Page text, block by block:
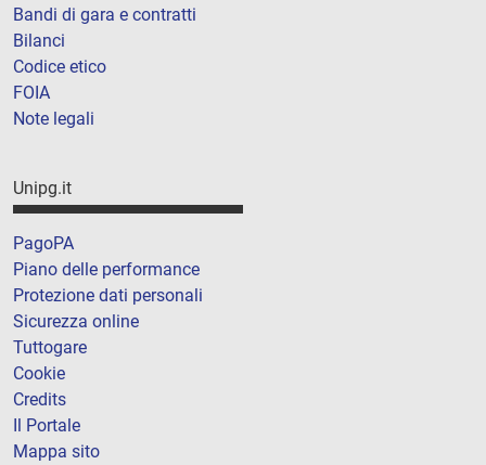
Bandi di gara e contratti
Bilanci
Codice etico
FOIA
Note legali
Unipg.it
PagoPA
Piano delle performance
Protezione dati personali
Sicurezza online
Tuttogare
Cookie
Credits
Il Portale
Mappa sito